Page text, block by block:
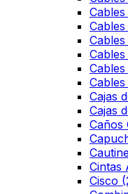
Cajas
Cajas
Caños
Cintas
Cisco